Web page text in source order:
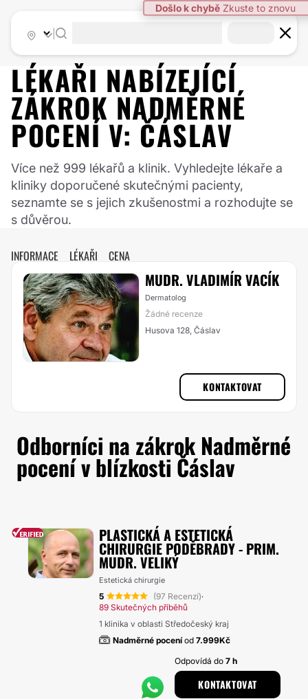
LÉKAŘI NABÍZEJÍCÍ
ZÁKROK NADMĚRNÉ
POCENÍ V: ČÁSLAV
Více než 999 lékařů a klinik. Vyhledejte lékaře a
kliniky doporučené skutečnými pacienty,
seznamte se s jejich zkušenostmi a rozhodujte se
s důvěrou.
INFORMACE LÉKAŘI CENA
MUDR. VLADIMÍR VACÍK
Dermatolog
Žádné recenze
Husova 128, Čáslav
KONTAKTOVAT
Odborníci na zákrok Nadměrné
pocení v blízkosti Čáslav
PLASTICKÁ A ESTETICKÁ
CHIRURGIE PODĚBRADY - PRIM.
MUDR. VELIKÝ
Estetická chirurgie
5 (97 Recenzí)·
89 Skutečných příběhů
1 klinika v oblasti Středočeský kraj
Nadměrné poceníod 7.999Kč
Odpovídá do7 h
KONTAKTOVAT